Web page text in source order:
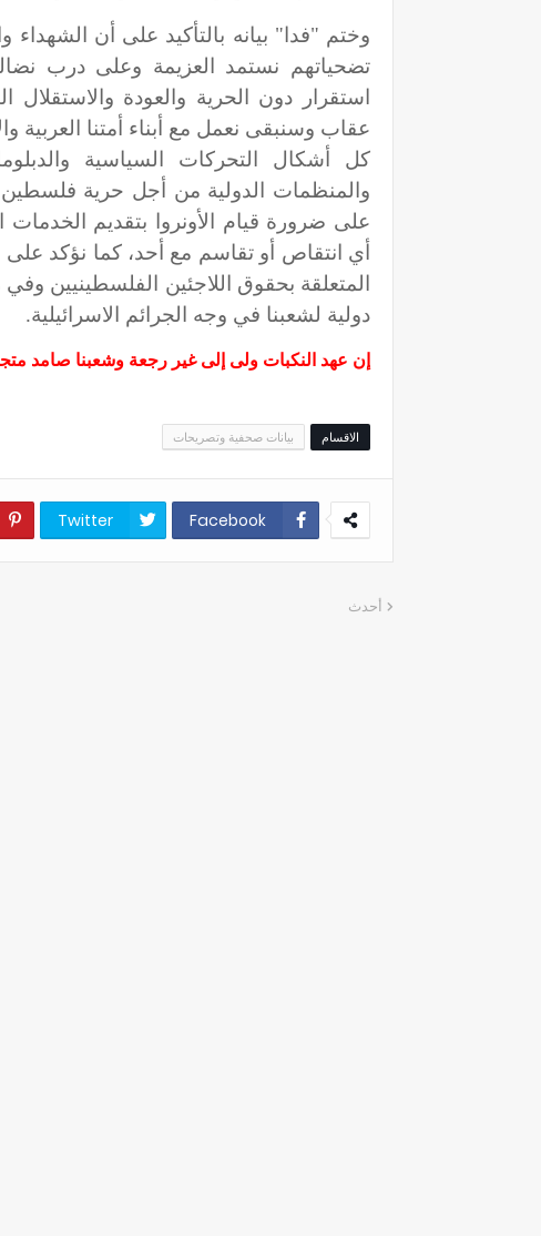
وختم "فدا" بيانه بالتأكيد على أن
تضحياتهم نستمد العزيمة وعلى درب
استقرار دون الحرية والعودة والاستقلال
عقاب وسنبقى نعمل مع أبناء أمتنا العربية
كل أشكال التحركات السياسية
والمنظمات الدولية من أجل حرية فلسطين
على ضرورة قيام الأونروا بتقديم الخدمات
أي انتقاص أو تقاسم مع أحد، كما نؤكد على
دولية لشعبنا في وجه الجرائم الاسرائيلية.
إن عهد النكبات ولى إلى غير رجعة وشعبنا صامد
الاقسام بيانات صحفية وتصريحات
Facebook
Twitter
أحدث